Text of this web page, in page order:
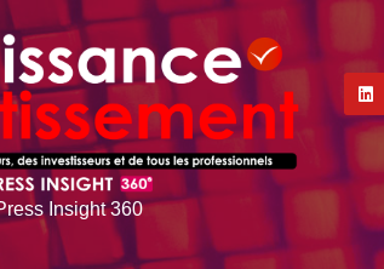
Insight 360